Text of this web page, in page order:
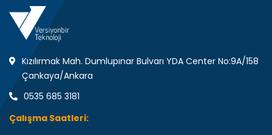
Kızılırmak Mah. Dumlupınar Bulvarı YDA Center No:9A/158
Çankaya/Ankara
0535 685 3181
Çalışma Saatleri: